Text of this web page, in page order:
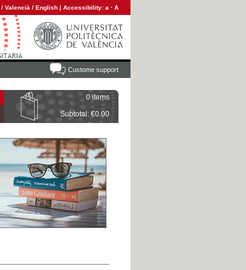
/ Valencià / English | Accessibility: a · A
Custome support
0 items
Subtotal: €0.00